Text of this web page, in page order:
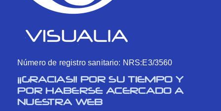
Número de registro sanitario: NRS:E3/3560
¡¡GRACIAS!! POR SU TIEMPO Y
POR HABERSE ACERCADO A
NUESTRA WEB